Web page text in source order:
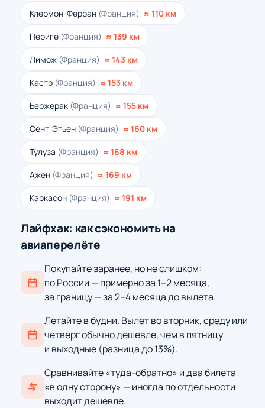
Клермон-Ферран (Франция) ≈ 110 км
Периге (Франция) ≈ 139 км
Лимож (Франция) ≈ 143 км
Кастр (Франция) ≈ 153 км
Бержерак (Франция) ≈ 155 км
Сент-Этьен (Франция) ≈ 160 км
Тулуза (Франция) ≈ 168 км
Ажен (Франция) ≈ 169 км
Каркасон (Франция) ≈ 191 км
Лайфхак: как сэкономить на
авиаперелёте
Покупайте заранее, но не слишком:
по России — примерно за 1–2 месяца,
за границу — за 2–4 месяца до вылета.
Летайте в будни. Вылет во вторник, среду или
четверг обычно дешевле, чем в пятницу
и выходные (разница до 13%).
Сравнивайте «туда-обратно» и два билета
«в одну сторону» — иногда по отдельности
выходит дешевле.